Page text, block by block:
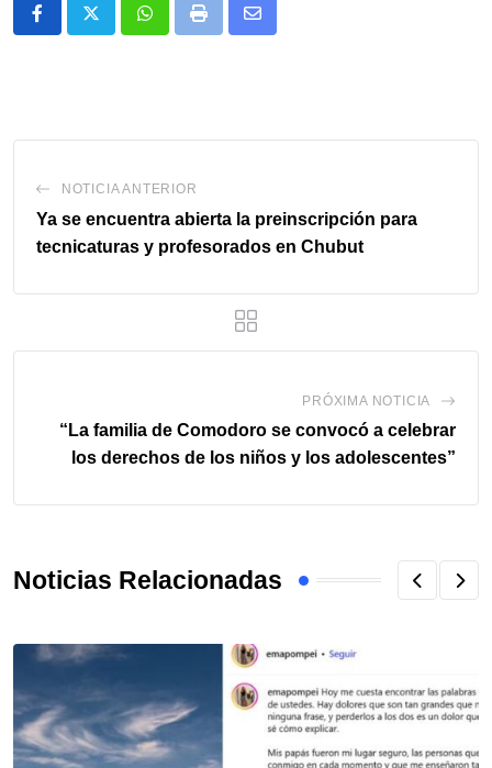
Whatsapp
Print
NOTICIA ANTERIOR
Ya se encuentra abierta la preinscripción para
tecnicaturas y profesorados en Chubut
PRÓXIMA NOTICIA
“La familia de Comodoro se convocó a celebrar
los derechos de los niños y los adolescentes”
Noticias Relacionadas